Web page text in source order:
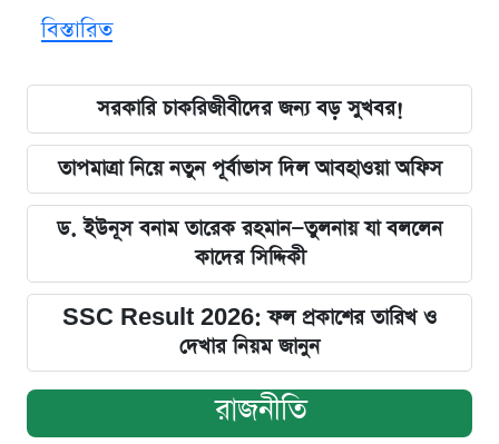
বিস্তারিত
সরকারি চাকরিজীবীদের জন্য বড় সুখবর!
তাপমাত্রা নিয়ে নতুন পূর্বাভাস দিল আবহাওয়া অফিস
ড. ইউনূস বনাম তারেক রহমান—তুলনায় যা বললেন
কাদের সিদ্দিকী
SSC Result 2026: ফল প্রকাশের তারিখ ও
দেখার নিয়ম জানুন
রাজনীতি